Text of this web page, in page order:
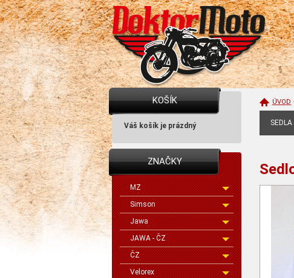
KOŠÍK
Váš košík je prázdný
ZNAČKY
MZ
Simson
Jawa
JAWA - ČZ
ČZ
Velorex
ÚVOD
SEDLA